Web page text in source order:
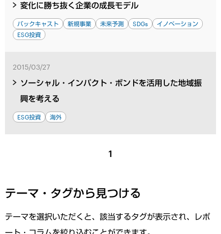
変化に勝ち抜く企業の成長モデル
バックキャスト 新規事業 未来予測 SDGs
イノベーション
ESG投資
2015/03/27
ソーシャル・インパクト・ボンドを活用した地域振
興を考える
ESG投資 海外
1
テーマ・タグから見つける
テーマを選択いただくと、該当するタグが表示され、レポ